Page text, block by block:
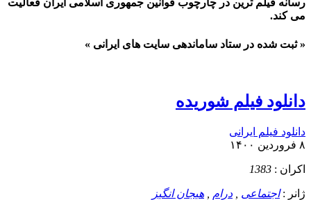
رسانه فیلم ترین در چارچوب قوانین جمهوری اسلامی ایران فعالیت
می کند.
« ثبت شده در ستاد ساماندهی سایت های ایرانی »
دانلود فیلم شوریده
دانلود فیلم ایرانی
۸ فروردین ۱۴۰۰
اکران : 1383
ژانر :اجتماعی درام هیجان انگیز